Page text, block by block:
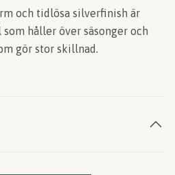
och tidlösa silverfinish är
håller över säsonger och
gör stor skillnad.